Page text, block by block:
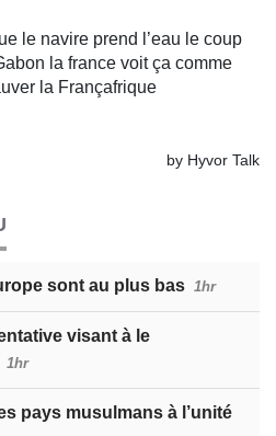
sont au plus bas 1hr
visant à le
1hr
pays musulmans à l’unité